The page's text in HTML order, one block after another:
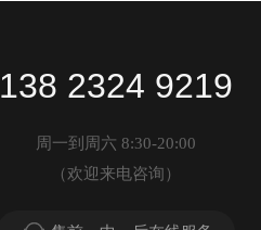
138 2324 9219
周一到周六 8:30-20:00
（欢迎来电咨询）